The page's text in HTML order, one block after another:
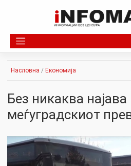
Насловна / Економија
Без никаква
меѓуградскиот